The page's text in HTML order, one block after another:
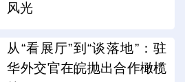
风光
从“看展厅”到“谈落地”：驻
华外交官在皖抛出合作橄榄